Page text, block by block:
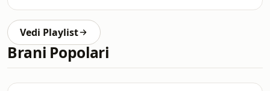
Vedi Playlist
Brani Popolari